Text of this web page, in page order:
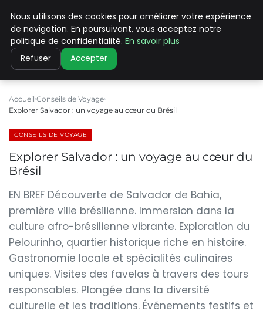
PILAT PATRIMOINES
Accueil Conseils de Voyage
Explorer Salvador : un voyage au cœur du Brésil
CONSEILS DE VOYAGE
Explorer Salvador : un voyage au cœur du
Brésil
EN BREF Découverte de Salvador de Bahia,
première ville brésilienne. Immersion dans la
culture afro-brésilienne vibrante. Exploration du
Pelourinho, quartier historique riche en histoire.
Gastronomie locale et spécialités culinaires
uniques. Visites des favelas à travers des tours
responsables. Plongée dans la diversité
culturelle et les traditions. Événements festifs et
Nous utilisons des cookies pour améliorer votre expérience
de navigation. En poursuivant, vous acceptez notre
politique de confidentialité. En savoir plus
Refuser Accepter